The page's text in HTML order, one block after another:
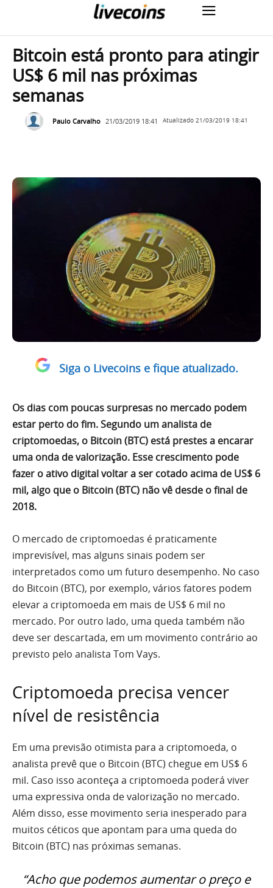
Bitcoin está pronto para atingir
US$ 6 mil nas próximas
semanas
Paulo Carvalho 21/03/2019 18:41 Atualizado 21/03/2019 18:41
Siga o Livecoins e fique atualizado.
Os dias com poucas surpresas no mercado podem
estar perto do fim. Segundo um analista de
criptomoedas, o Bitcoin (BTC) está prestes a encarar
uma onda de valorização. Esse crescimento pode
fazer o ativo digital voltar a ser cotado acima de US$ 6
mil, algo que o Bitcoin (BTC) não vê desde o final de
2018.
O mercado de criptomoedas é praticamente
imprevisível, mas alguns sinais podem ser
interpretados como um futuro desempenho. No caso
do Bitcoin (BTC), por exemplo, vários fatores podem
elevar a criptomoeda em mais de US$ 6 mil no
mercado. Por outro lado, uma queda também não
deve ser descartada, em um movimento contrário ao
previsto pelo analista Tom Vays.
Criptomoeda precisa vencer
nível de resistência
Em uma previsão otimista para a criptomoeda, o
analista prevê que o Bitcoin (BTC) chegue em US$ 6
mil. Caso isso aconteça a criptomoeda poderá viver
uma expressiva onda de valorização no mercado.
Além disso, esse movimento seria inesperado para
muitos céticos que apontam para uma queda do
Bitcoin (BTC) nas próximas semanas.
“Acho que podemos aumentar o preço e